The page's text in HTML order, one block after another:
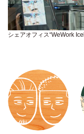
シェアオフィス“WeWork